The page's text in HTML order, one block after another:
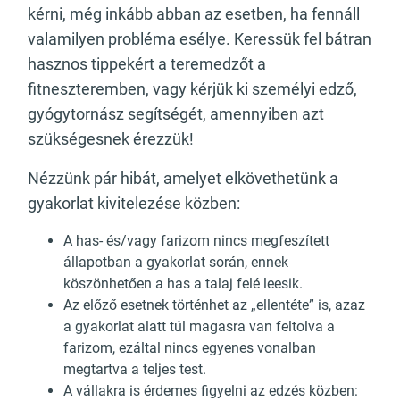
kérni, még inkább abban az esetben, ha fennáll
valamilyen probléma esélye. Keressük fel bátran
hasznos tippekért a teremedzőt a
fitneszteremben, vagy kérjük ki személyi edző,
gyógytornász segítségét, amennyiben azt
szükségesnek érezzük!
Nézzünk pár hibát, amelyet elkövethetünk a
gyakorlat kivitelezése közben:
A has- és/vagy farizom nincs megfeszített
állapotban a gyakorlat során, ennek
köszönhetően a has a talaj felé leesik.
Az előző esetnek történhet az „ellentéte” is, azaz
a gyakorlat alatt túl magasra van feltolva a
farizom, ezáltal nincs egyenes vonalban
megtartva a teljes test.
A vállakra is érdemes figyelni az edzés közben: